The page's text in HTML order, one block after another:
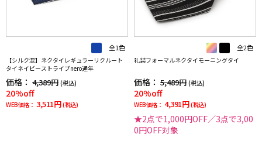
全1色
【シルク混】ネクタイレギュラーリクルート
タイネイビーストライプnero通年
価格： 4,389円 (税込)
20%off
WEB価格： 3,511円 (税込)
全2色
礼装フォーマルネクタイモーニングタイ
価格： 5,489円 (税込)
20%off
WEB価格： 4,391円 (税込)
★2点で1,000円OFF／3点で3,00
0円OFF対象